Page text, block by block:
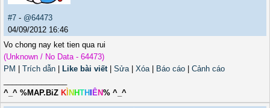
#7 - @64473
04/09/2012 16:46
Vo chong nay ket tien qua rui
(Unknown / No Data - 64473)
PM
Trích dẫn Like bài viết| Sửa| Xóa| Báo cáo
Cảnh cáo
^_^ %MAP.BiZ K N HTH ÊN% ^_^